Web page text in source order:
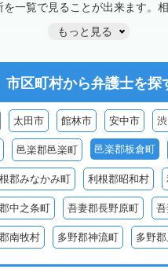
一覧で見ることが出来ます。
もっと見る
市区町村から弁護士を探
太田市 館林市 安中市
邑楽郡邑楽町 邑楽郡板倉町
郡みなかみ町 利根郡昭和村
中之条町 吾妻郡長野原町
南牧村 多野郡神流町 多野